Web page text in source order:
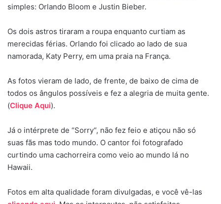
simples: Orlando Bloom e Justin Bieber.
Os dois astros tiraram a roupa enquanto curtiam as
merecidas férias. Orlando foi clicado ao lado de sua
namorada, Katy Perry, em uma praia na França.
As fotos vieram de lado, de frente, de baixo de cima de
todos os ângulos possíveis e fez a alegria de muita gente.
(Clique Aqui).
Já o intérprete de “Sorry“, não fez feio e atiçou não só
suas fãs mas todo mundo. O cantor foi fotografado
curtindo uma cachorreira como veio ao mundo lá no
Hawaii.
Fotos em alta qualidade foram divulgadas, e você vê-las